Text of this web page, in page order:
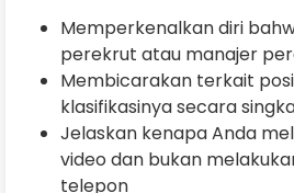
Memperkenalkan diri
perekrut atau manajer
Membicarakan terkait
klasifikasinya secara
Jelaskan kenapa Anda
video dan bukan
telepon